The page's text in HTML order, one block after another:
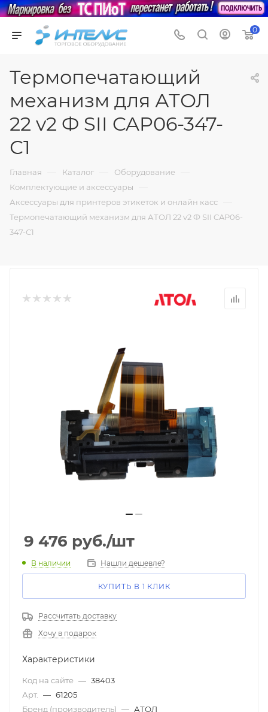
0
Термопечатающий
механизм для АТОЛ
22 v2 Ф SII CAP06-347-
С1
Главная — Каталог — Оборудование —
Комплектующие и аксессуары —
Аксессуары для принтеров этикеток и онлайн касс —
Термопечатающий механизм для АТОЛ 22 v2 Ф SII CAP06-
347-С1
9 476 руб./шт
В наличии Нашли дешевле?
КУПИТЬ В 1 КЛИК
Рассчитать доставку
Хочу в подарок
Характеристики
Код на сайте — 38403
Арт. — 61205
Бренд (производитель) — АТОЛ